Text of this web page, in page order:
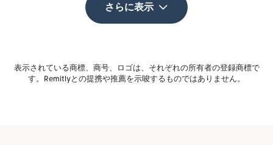
さらに表示
表示されている商標、商号、ロゴは、それぞれの所有者の登録商標で
す。Remitlyとの提携や推薦を示唆するものではありません。